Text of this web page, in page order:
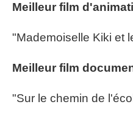
Meilleur film
"Mademoiselle Kiki et
Meilleur film
"Sur le chemin de